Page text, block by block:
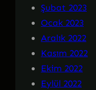
Şubat 2023
Ocak 2023
Aralık 2022
Kasım 2022
Ekim 2022
Eylül 2022